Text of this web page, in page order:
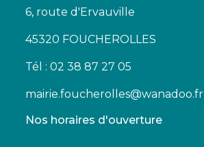
6, route d'Ervauville
45320 FOUCHEROLLES
Tél : 02 38 87 27 05
mairie.foucherolles@wanadoo.fr
Nos horaires d'ouverture